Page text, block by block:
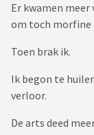
Er kwamen meer
om toch morfine
Toen brak ik.
Ik begon te
verloor.
De arts deed